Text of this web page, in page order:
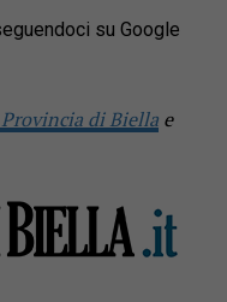
su Google
di Biella e